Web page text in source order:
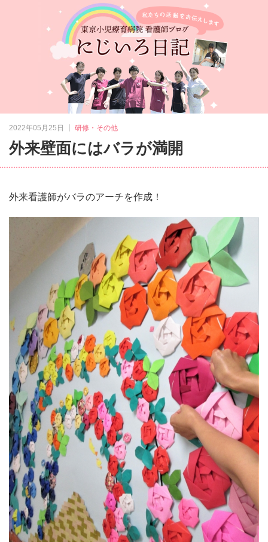
2022年05月25日 研修・その他
外来壁面にはバラが満開
外来看護師がバラのアーチを作成！